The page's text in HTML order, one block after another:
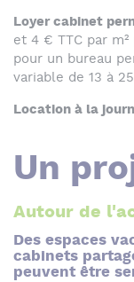
Loyer cabinet
et 4 € TTC par
pour un bureau
variable de 13 à 25
Location à la
Un
Autour de
Des espaces
cabinets
peuvent être